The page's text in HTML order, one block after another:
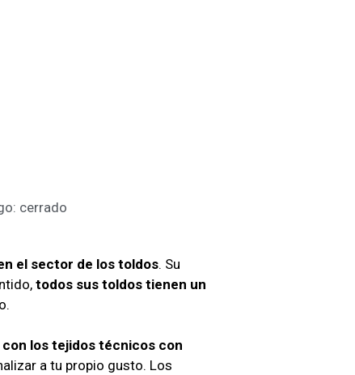
cerrado
el sector de los toldos. Su
todos sus toldos tienen un
los tejidos técnicos con
a tu propio gusto. Los